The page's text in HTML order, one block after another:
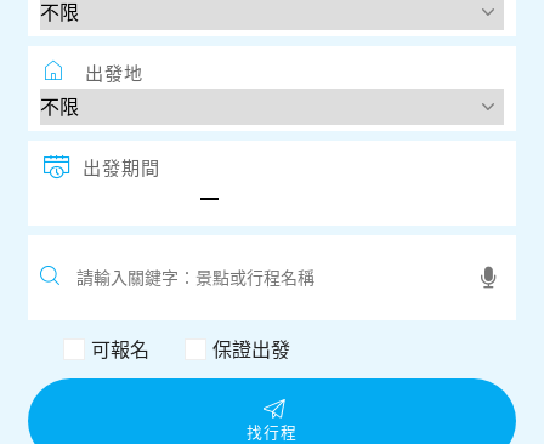
出發地
出發期間
可報名 保證出發
找行程